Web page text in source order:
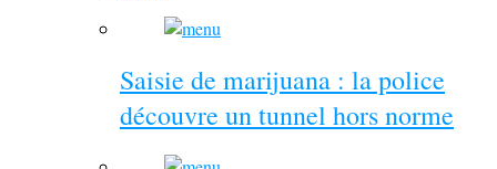
Saisie de marijuana : la police
découvre un tunnel hors norme